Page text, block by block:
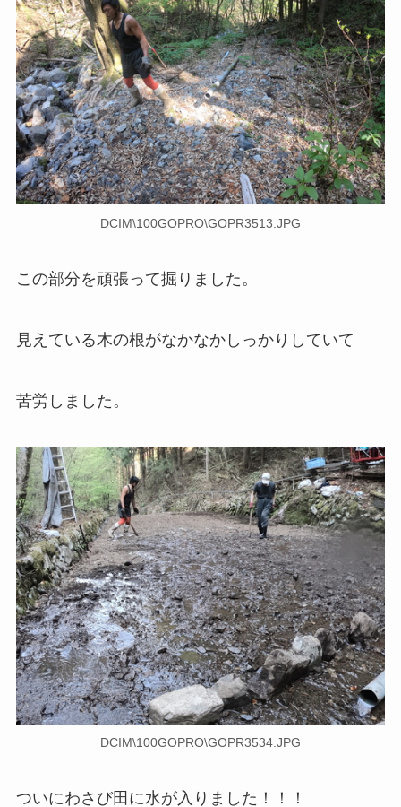
DCIM\100GOPRO\GOPR3513.JPG
この部分を頑張って掘りました。
見えている木の根がなかなかしっかりしていて
苦労しました。
DCIM\100GOPRO\GOPR3534.JPG
ついにわさび田に水が入りました！！！